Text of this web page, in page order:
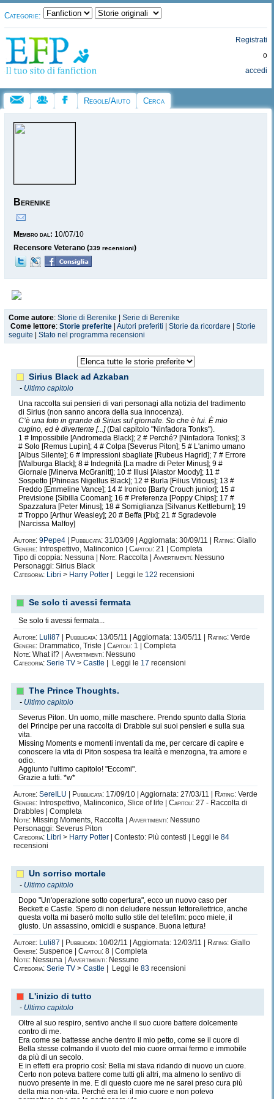
Categorie:
Registrati
o
accedi
Regole/Aiuto Cerca
Berenike
Membro dal: 10/07/10
Recensore Veterano (339 recensioni)
Come autore: Storie di Berenike
Serie di Berenike
Come lettore: Storie preferite Autori preferiti Storie da ricordare
Storie
seguite
Stato nel programma recensioni
Sirius Black ad Azkaban
- Ultimo capitolo
Una raccolta sui pensieri di vari personagi alla notizia del tradimento
di Sirius (non sanno ancora della sua innocenza).
C’è una foto in grande di Sirius sul giornale. So che è lui. È mio
cugino, ed è divertente [...](Dal capitolo "Ninfadora Tonks").
1 # Impossibile [Andromeda Black]; 2 # Perché? [Ninfadora Tonks]; 3
# Solo [Remus Lupin]; 4 # Colpa [Severus Piton]; 5 # L'animo umano
[Albus Silente]; 6 # Impressioni sbagliate [Rubeus Hagrid]; 7 # Errore
[Walburga Black]; 8 # Indegnità [La madre di Peter Minus]; 9 #
Giornale [Minerva McGranitt]; 10 # Illusi [Alastor Moody]; 11 #
Sospetto [Phineas Nigellus Black]; 12 # Burla [Filius Vitious]; 13 #
Freddo [Emmeline Vance]; 14 # Ironico [Barty Crouch junior]; 15 #
Previsione [Sibilla Cooman]; 16 # Preferenza [Poppy Chips]; 17 #
Spazzatura [Peter Minus]; 18 # Somiglianza [Silvanus Kettleburn]; 19
# Troppo [Arthur Weasley]; 20 # Beffa [Pix]; 21 # Sgradevole
[Narcissa Malfoy]
Autore: 9Pepe4 Pubblicata: 31/03/09 | Aggiornata: 30/09/11 | Rating: Giallo
Genere: Introspettivo, Malinconico | Capitoli: 21 | Completa
Tipo di coppia: Nessuna |
Note: Raccolta | Avvertimenti: Nessuno
Personaggi: Sirius Black
Categoria: Libri > Harry Potter | Leggi le 122 recensioni
Se solo ti avessi fermata
Se solo ti avessi fermata...
Autore: Luli87 Pubblicata: 13/05/11 | Aggiornata: 13/05/11 | Rating: Verde
Genere: Drammatico, Triste | Capitoli: 1 | Completa
Note: What if? | Avvertimenti: Nessuno
Categoria: Serie TV > Castle | Leggi le 17 recensioni
The Prince Thoughts.
- Ultimo capitolo
Severus Piton. Un uomo, mille maschere. Prendo spunto dalla Storia
del Principe per una raccolta di Drabble sui suoi pensieri e sulla sua
vita.
Missing Moments e momenti inventati da me, per cercare di capire e
conoscere la vita di Piton sospesa tra lealtà e menzogna, tra amore e
odio.
Aggiunto l'ultimo capitolo! "Eccomi".
Grazie a tutti. *w*
Autore: SereILU Pubblicata: 17/09/10 | Aggiornata: 27/03/11 | Rating: Verde
Genere: Introspettivo, Malinconico, Slice of life | Capitoli: 27 - Raccolta di
Drabbles | Completa
Note: Missing Moments, Raccolta | Avvertimenti: Nessuno
Personaggi: Severus Piton
Categoria: Libri > Harry Potter | Contesto: Più contesti | Leggi le 84
recensioni
Un sorriso mortale
- Ultimo capitolo
Dopo "Un'operazione sotto copertura", ecco un nuovo caso per
Beckett e Castle. Spero di non deludere nessun lettore/lettrice, anche
questa volta mi baserò molto sullo stile del telefilm: poco miele, il
giusto. Un assassino, omicidi e suspance. Buona lettura!
Autore: Luli87 Pubblicata: 10/02/11 | Aggiornata: 12/03/11 | Rating: Giallo
Genere: Suspence | Capitoli: 8 | Completa
Note: Nessuna | Avvertimenti: Nessuno
Categoria: Serie TV > Castle | Leggi le 83 recensioni
L'inizio di tutto
- Ultimo capitolo
Oltre al suo respiro, sentivo anche il suo cuore battere dolcemente
contro di me.
Era come se battesse anche dentro il mio petto, come se il cuore di
Bella stesse colmando il vuoto del mio cuore ormai fermo e immobile
da più di un secolo.
E in effetti era proprio così: Bella mi stava ridando di nuovo un cuore.
Certo non poteva battere come tutti gli altri, ma almeno lo sentivo di
nuovo presente in me. E di questo cuore me ne sarei preso cura più
della mia non-vita. Perché era lei il mio cuore e non potevo